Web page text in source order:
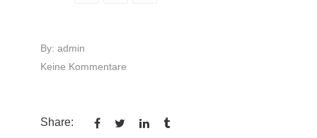
By:admin
Keine Kommentare
Share: